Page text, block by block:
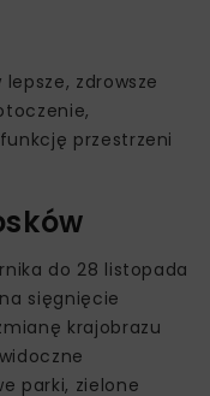
zdrowsze
przestrzeni
do 28 listopada
sięgnięcie
krajobrazu
parki, zielone